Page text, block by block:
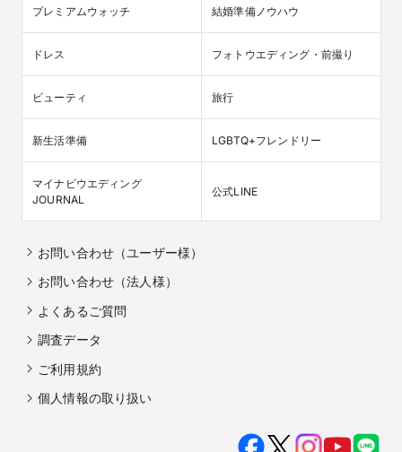
プレミアムウォッチ 結婚準備ノウハウ
ドレス フォトウエディング・前撮り
ビューティ 旅行
新生活準備 LGBTQ+フレンドリー
マイナビウエディング
JOURNAL
公式LINE
お問い合わせ（ユーザー様）
お問い合わせ（法人様）
よくあるご質問
調査データ
ご利用規約
個人情報の取り扱い